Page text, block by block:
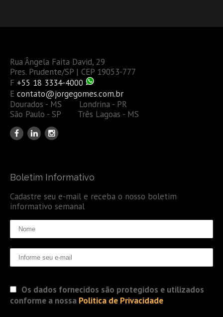
Rua Ângela Faita David, 29
Pres. Prudente/SP | CEP 19053-777
F +55 18 3334-4000
E contato@jorgegomes.com.br
Dourados - MS Londrina - PR
São Paulo - SP Três Lagoas - MS
Boletim Informativo
Cadastre seu e-mail e receba o nosso boletim
informativo semanal
Os dados fornecidos são protegidos e utilizados
conforme a nossa Politica de Privacidade